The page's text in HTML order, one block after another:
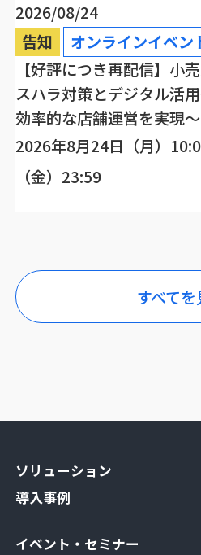
2026/08/24
告知
オンラインイベン
【好評につき再配信】小
スハラ対策とデジタル活
効率的な店舗運営を実現～
2026年8月24日（月）
（金）23:59
すべてを
ソリューション
導入事例
イベント・セミナー